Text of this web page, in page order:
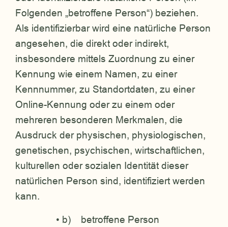
Folgenden „betroffene Person“) beziehen.
Als identifizierbar wird eine natürliche Person
angesehen, die direkt oder indirekt,
insbesondere mittels Zuordnung zu einer
Kennung wie einem Namen, zu einer
Kennnummer, zu Standortdaten, zu einer
Online-Kennung oder zu einem oder
mehreren besonderen Merkmalen, die
Ausdruck der physischen, physiologischen,
genetischen, psychischen, wirtschaftlichen,
kulturellen oder sozialen Identität dieser
natürlichen Person sind, identifiziert werden
kann.
• b) betroffene Person